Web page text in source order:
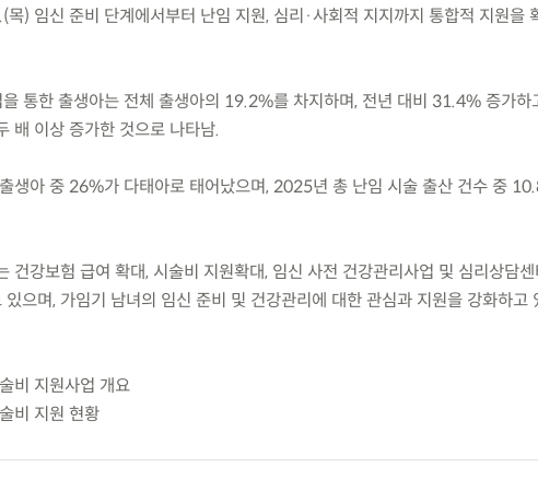
) 임신 준비 단계에서부터 난임 지원, 심리·사회적 지지까지 통합적 지원을
통한 출생아는 전체 출생아의 19.2%를 차지하며, 전년 대비 31.4% 증가
배 이상 증가한 것으로 나타남.
생아 중 26%가 다태아로 태어났으며, 2025년 총 난임 시술 출산 건수 중
건강보험 급여 확대, 시술비 지원확대, 임신 사전 건강관리사업 및 심리상담
으며, 가임기 남녀의 임신 준비 및 건강관리에 대한 관심과 지원을 강화하고
비 지원사업 개요
비 지원 현황